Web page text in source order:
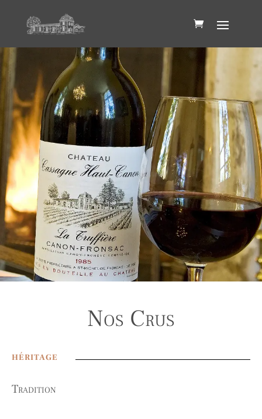
Nos Crus
HÉRITAGE
Tradition